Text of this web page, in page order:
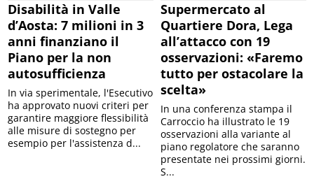
Disabilità in Valle
d’Aosta: 7 milioni in 3
anni finanziano il
Piano per la non
autosufficienza
In via sperimentale, l'Esecutivo
ha approvato nuovi criteri per
garantire maggiore flessibilità
alle misure di sostegno per
esempio per l'assistenza d...
Supermercato al
Quartiere Dora, Lega
all’attacco con 19
osservazioni: «Faremo
tutto per ostacolare la
scelta»
In una conferenza stampa il
Carroccio ha illustrato le 19
osservazioni alla variante al
piano regolatore che saranno
presentate nei prossimi giorni.
S...